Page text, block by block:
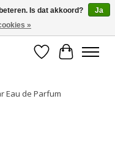
opzegbaar
Verlanglijst
Eau de Parfum
Is dat akkoord?
Ja
»